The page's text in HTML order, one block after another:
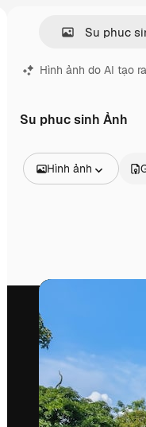
Hình ảnh do AI tạo ra
Su phuc sinh Ảnh
Hình ảnh
Video
Đồ họa chuyển động
Mẫu video.
Biểu tượng
Mô hình 3D
Phông chữ
Nền
tác
đăng ký